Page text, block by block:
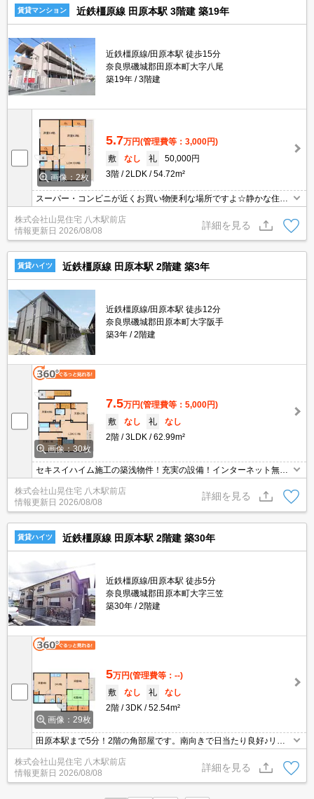
賃貸マンション 近鉄橿原線 田原本駅 3階建 築19年
近鉄橿原線/田原本駅 徒歩15分
奈良県磯城郡田原本町大字八尾
築19年
3階建
画像：2枚
5.7万円(管理費等：3,000円)
敷
なし 礼
50,000円
3階
2LDK 54.72m²
スーパー・コンビニが近くお買い物便利な場所ですよ☆静かな住環
風呂は追炊き機能付き☆シャンプードレッサーつき☆ネット無料が
うれしい♪♪
株式会社山晃住宅 八木駅前店
情報更新日 2026/08/08
詳細を見る
賃貸ハイツ 近鉄橿原線 田原本駅 2階建 築3年
近鉄橿原線/田原本駅 徒歩12分
奈良県磯城郡田原本町大字阪手
築3年
2階建
画像：30枚
7.5万円(管理費等：5,000円)
敷
なし 礼
なし
2階
3LDK 62.99m²
セキスイハイム施工の築浅物件！充実の設備！インターネット無
料！宅配BOX付き！
株式会社山晃住宅 八木駅前店
情報更新日 2026/08/08
詳細を見る
賃貸ハイツ 近鉄橿原線 田原本駅 2階建 築30年
近鉄橿原線/田原本駅 徒歩5分
奈良県磯城郡田原本町大字三笠
築30年
2階建
画像：29枚
5万円(管理費等：--)
敷
なし 礼
なし
2階
3DK 52.54m²
田原本駅まで5分！2階の角部屋です。南向きで日当たり良好♪リビ
ングとは別にお部屋が３室ございますので一部屋ずつスッキリとお
使い頂けます(^^♪スーパーやコンビ二、ドラッググストアもお近く
にございます☆
株式会社山晃住宅 八木駅前店
情報更新日 2026/08/08
詳細を見る